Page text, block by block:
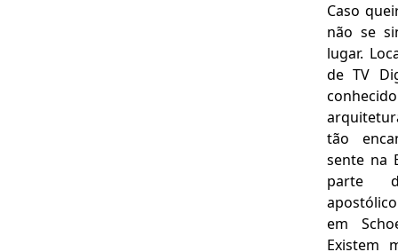
Caso
não se
lugar.
de TV
tão
sente na
parte
em
Existem